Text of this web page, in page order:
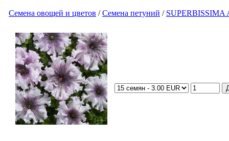
Семена овощей и цветов /Семена петуний / SUPERBISSIMA